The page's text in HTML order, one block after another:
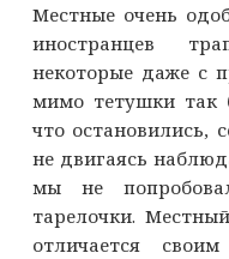
Местные очень
иностранцев
некоторые даже с
мимо тетушки так
что остановились,
не двигаясь
мы не
тарелочки.
отличается